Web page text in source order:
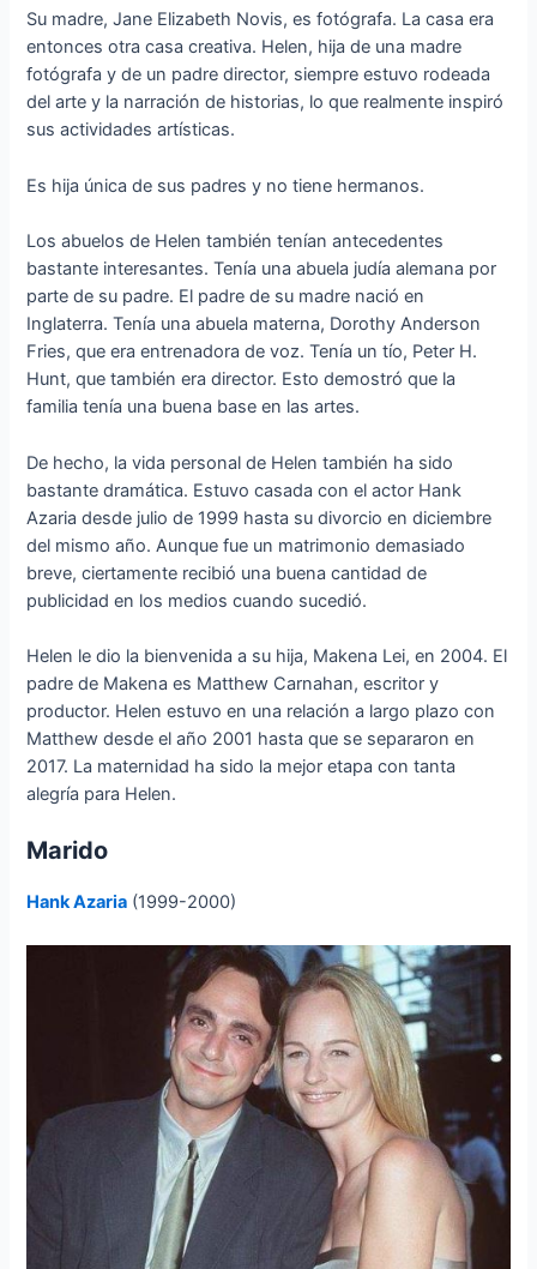
Su madre, Jane Elizabeth Novis, es fotógrafa. La casa era
entonces otra casa creativa. Helen, hija de una madre
fotógrafa y de un padre director, siempre estuvo rodeada
del arte y la narración de historias, lo que realmente inspiró
sus actividades artísticas.
Es hija única de sus padres y no tiene hermanos.
Los abuelos de Helen también tenían antecedentes
bastante interesantes. Tenía una abuela judía alemana por
parte de su padre. El padre de su madre nació en
Inglaterra. Tenía una abuela materna, Dorothy Anderson
Fries, que era entrenadora de voz. Tenía un tío, Peter H.
Hunt, que también era director. Esto demostró que la
familia tenía una buena base en las artes.
De hecho, la vida personal de Helen también ha sido
bastante dramática. Estuvo casada con el actor Hank
Azaria desde julio de 1999 hasta su divorcio en diciembre
del mismo año. Aunque fue un matrimonio demasiado
breve, ciertamente recibió una buena cantidad de
publicidad en los medios cuando sucedió.
Helen le dio la bienvenida a su hija, Makena Lei, en 2004. El
padre de Makena es Matthew Carnahan, escritor y
productor. Helen estuvo en una relación a largo plazo con
Matthew desde el año 2001 hasta que se separaron en
2017. La maternidad ha sido la mejor etapa con tanta
alegría para Helen.
Marido
Hank Azaria (1999-2000)